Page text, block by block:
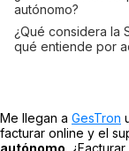
autónomo?
¿Qué considera la
qué entiende por
Me llegan a GesTron
facturar online y el